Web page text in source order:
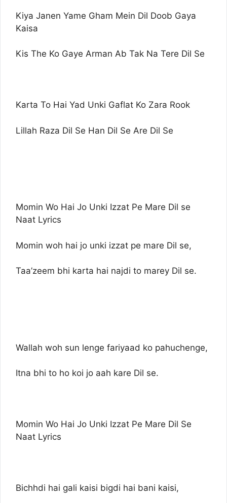
Kiya Janen Yame Gham Mein Dil Doob Gaya
Kaisa
Kis The Ko Gaye Arman Ab Tak Na Tere Dil Se
Karta To Hai Yad Unki Gaflat Ko Zara Rook
Lillah Raza Dil Se Han Dil Se Are Dil Se
Momin Wo Hai Jo Unki Izzat Pe Mare Dil se
Naat Lyrics
Momin woh hai jo unki izzat pe mare Dil se,
Taa’zeem bhi karta hai najdi to marey Dil se.
Wallah woh sun lenge fariyaad ko pahuchenge,
Itna bhi to ho koi jo aah kare Dil se.
Momin Wo Hai Jo Unki Izzat Pe Mare Dil Se
Naat Lyrics
Bichhdi hai gali kaisi bigdi hai bani kaisi,